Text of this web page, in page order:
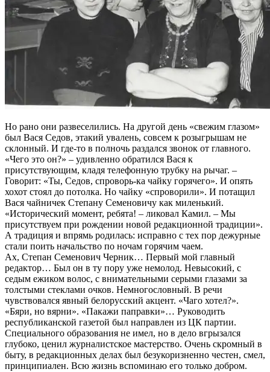
Но рано они развеселились. На другой день «свежим глазом»
был Вася Седов, этакий увалень, совсем к розыгрышам не
склонный. И где-то в полночь раздался звонок от главного.
«Чего это он?» – удивленно обратился Вася к
присутствующим, кладя телефонную трубку на рычаг. –
Говорит: «Ты, Седов, спроворь-ка чайку горячего». И опять
хохот стоял до потолка. Но чайку «спроворили». И потащил
Вася чайничек Степану Семеновичу как миленький.
«Исторический момент, ребята! – ликовал Камил. – Мы
присутствуем при рождении новой редакционной традиции».
А традиция и впрямь родилась: исправно с тех пор дежурные
стали поить начальство по ночам горячим чаем.
Ах, Степан Семенович Черник… Первый мой главный
редактор… Был он в ту пору уже немолод. Невысокий, с
седым ежиком волос, с внимательными серыми глазами за
толстыми стеклами очков. Немногословный. В речи
чувствовался явный белорусский акцент. «Чаго хотел?».
«Бяри, но вярни». «Пакажи паправки»… Руководить
республиканской газетой был направлен из ЦК партии.
Специального образования не имел, но в дело вгрызался
глубоко, ценил журналистское мастерство. Очень скромный в
быту, в редакционных делах был безукоризненно честен, смел,
принципиален. Всю жизнь вспоминаю его только добром.